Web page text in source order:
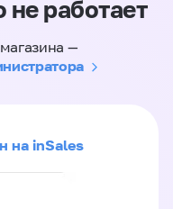
не работает
—
на inSales